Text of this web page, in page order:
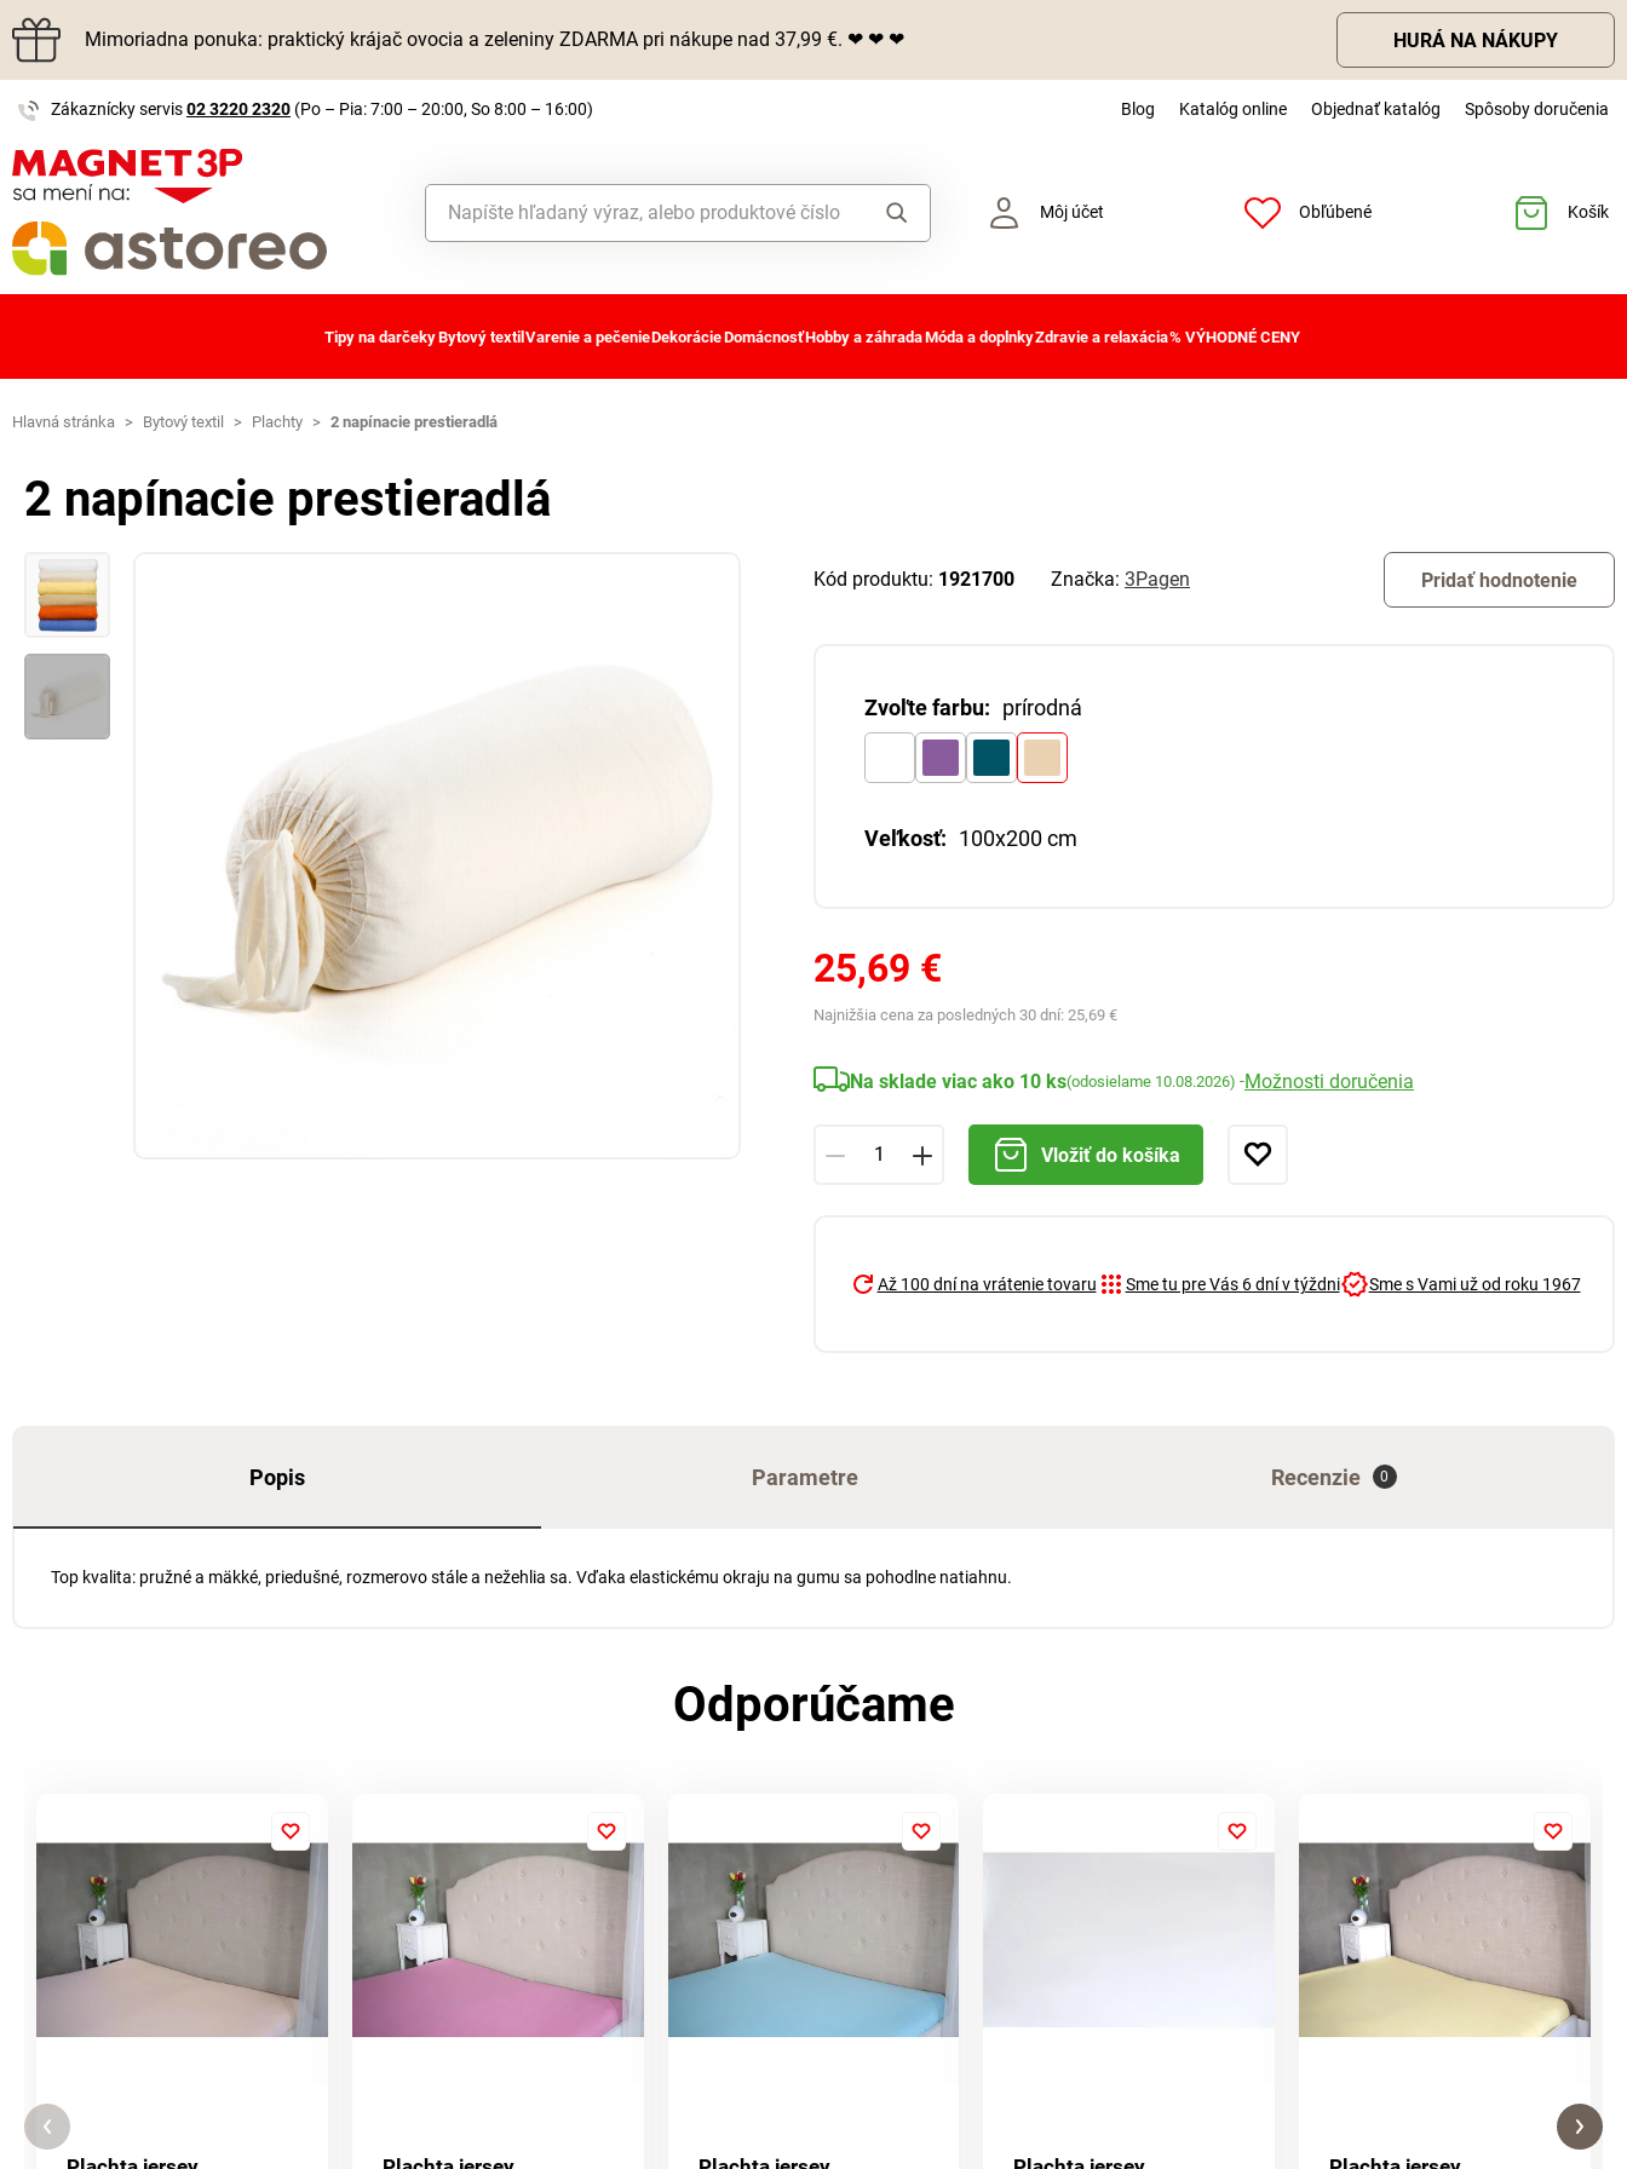
Mimoriadna ponuka: praktický krájač ovocia a zeleniny ZDARMA pri nákupe nad 37,99 €. ❤ ❤ ❤ HURÁ NA NÁKUPY
Zákaznícky servis02 3220 2320 (Po – Pia: 7:00 – 20:00, So 8:00 – 16:00) Blog Katalóg online Objednať katalóg Spôsoby doručenia
Môj účet Obľúbené Košík
Tipy na darčekyBytový textil Varenie a pečenieDekorácieDomácnosťHobby a záhradaMóda a doplnkyZdravie a relaxácia% VÝHODNÉ CENY
Hlavná stránka > Bytový textil > Plachty > 2 napínacie prestieradlá
2 napínacie prestieradlá
Kód produktu: 1921700 Značka: 3Pagen Pridať hodnotenie
Zvoľte farbu: prírodná
Veľkosť: 100x200 cm
25,69 €
Najnižšia cena za posledných 30 dní: 25,69 €
Na sklade viac ako 10 ks(odosielame 10.08.2026) -Možnosti doručenia
Vložiť do košíka
Až 100 dní na vrátenie tovaru Sme tu pre Vás 6 dní v týždni Sme s Vami už od roku 1967
Popis Parametre Recenzie 0
Top kvalita: pružné a mäkké, priedušné, rozmerovo stále a nežehlia sa. Vďaka elastickému okraju na gumu sa pohodlne natiahnu.
Odporúčame